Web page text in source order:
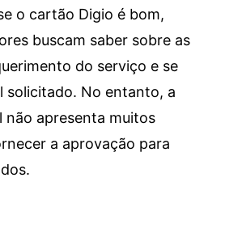
o cartão Digio é bom,
buscam saber sobre as
do serviço e se
solicitado. No entanto, a
apresenta muitos
a aprovação para